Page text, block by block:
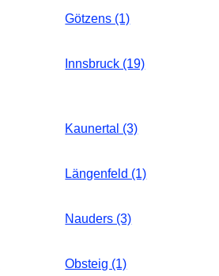
Götzens (1)
Innsbruck (19)
Kaunertal (3)
Längenfeld (1)
Nauders (3)
Obsteig (1)